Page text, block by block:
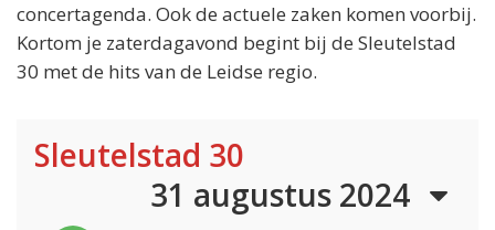
concertagenda. Ook de actuele zaken komen voorbij.
Kortom je zaterdagavond begint bij de Sleutelstad
30 met de hits van de Leidse regio.
Sleutelstad 30
31 augustus 2024